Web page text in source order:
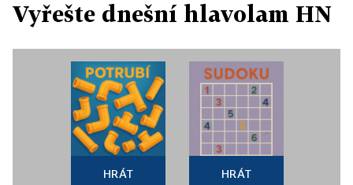
Vyřešte dnešní hlavolam HN
HRÁT HRÁT